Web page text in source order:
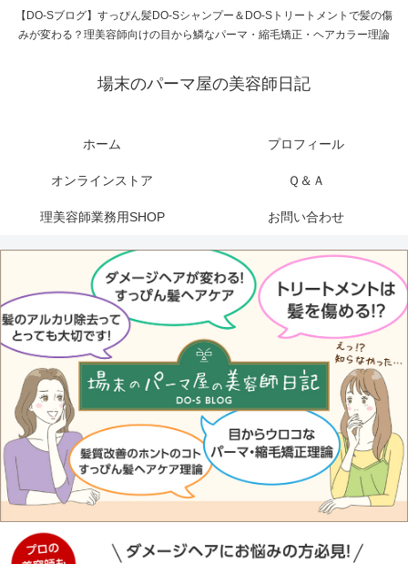
【DO-Sブログ】すっぴん髪DO-Sシャンプー＆DO-Sトリートメントで髪の傷
みが変わる？理美容師向けの目から鱗なパーマ・縮毛矯正・ヘアカラー理論
場末のパーマ屋の美容師日記
ホーム プロフィール
オンラインストア Ｑ＆Ａ
理美容師業務用SHOP お問い合わせ